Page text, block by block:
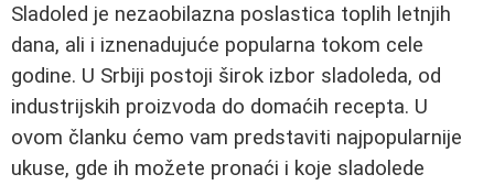
Sladoled je nezaobilazna poslastica toplih letnjih
dana, ali i iznenadujuće popularna tokom cele
godine. U Srbiji postoji širok izbor sladoleda, od
industrijskih proizvoda do domaćih recepta. U
ovom članku ćemo vam predstaviti najpopularnije
ukuse, gde ih možete pronaći i koje sladolede